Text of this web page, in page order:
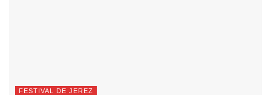
FESTIVAL DE JEREZ